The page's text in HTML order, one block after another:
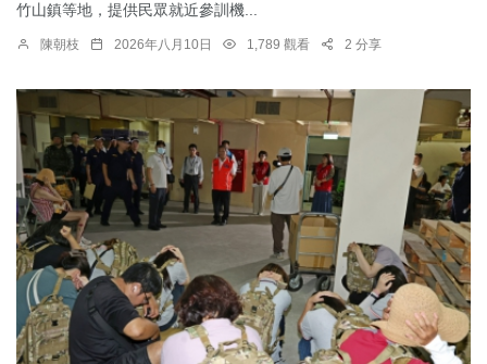
竹山鎮等地，提供民眾就近參訓機...
陳朝枝 2026年八月10日 1,789 觀看 2 分享